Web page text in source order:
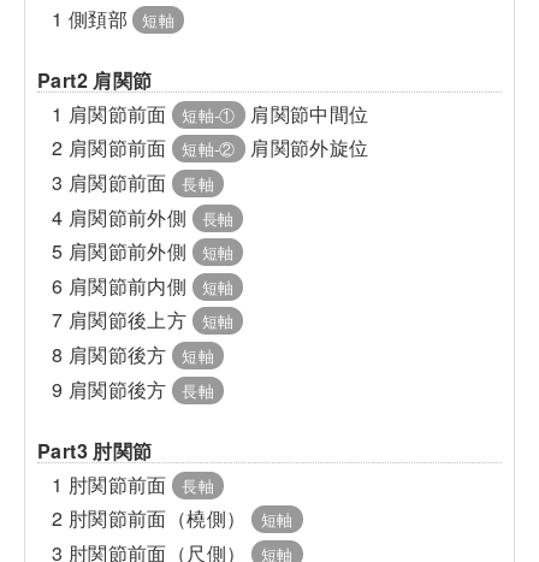
1 側頚部 短軸
Part2 肩関節
1 肩関節前面 短軸-① 肩関節中間位
2 肩関節前面 短軸-② 肩関節外旋位
3 肩関節前面 長軸
4 肩関節前外側 長軸
5 肩関節前外側 短軸
6 肩関節前内側 短軸
7 肩関節後上方 短軸
8 肩関節後方 短軸
9 肩関節後方 長軸
Part3 肘関節
1 肘関節前面 長軸
2 肘関節前面（橈側） 短軸
3 肘関節前面（尺側） 短軸